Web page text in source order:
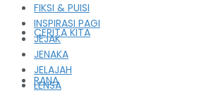
CERITA KITA
RANA
FIKSI & PUISI
INSPIRASI PAGI
JEJAK
JENAKA
JELAJAH
LENSA